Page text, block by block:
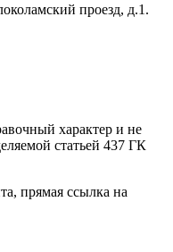
проезд, д.1.
характер и не
статьей 437 ГК
прямая ссылка на